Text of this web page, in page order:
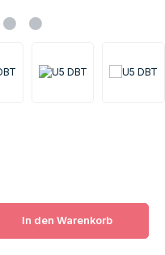
ein oder benutze die
In den Warenkorb